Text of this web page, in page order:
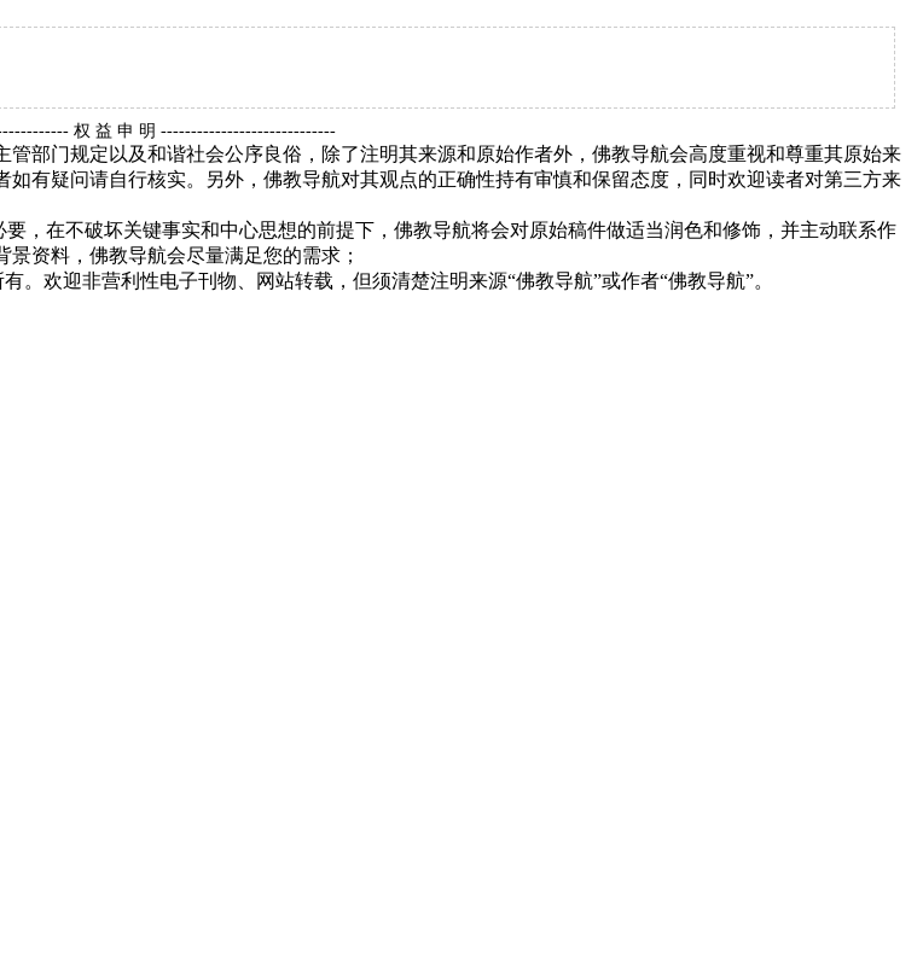
权 益 申 明 -----------------------------
管部门规定以及和谐社会公序良俗，除了注明其来源和原始作者外，佛教导航会高度重视和尊重其原始来
有疑问请自行核实。另外，佛教导航对其观点的正确性持有审慎和保留态度，同时欢迎读者对第三方来
，在不破坏关键事实和中心思想的前提下，佛教导航将会对原始稿件做适当润色和修饰，并主动联系作
资料，佛教导航会尽量满足您的需求；
欢迎非营利性电子刊物、网站转载，但须清楚注明来源“佛教导航”或作者“佛教导航”。